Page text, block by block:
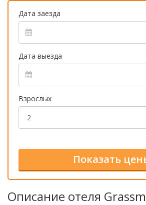
Дата заезда
Дата выезда
Взрослых
Описание отеля